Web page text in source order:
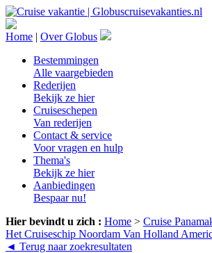
Home | Over Globus
Bestemmingen
Alle vaargebieden
Rederijen
Bekijk ze hier
Cruiseschepen
Van rederijen
Contact & service
Voor vragen en hulp
Thema's
Bekijk ze hier
Aanbiedingen
Bespaar nu!
Hier bevindt u zich : Home > Cruise
Het Cruiseschip Noordam Van Holland
◄ Terug naar zoekresultaten